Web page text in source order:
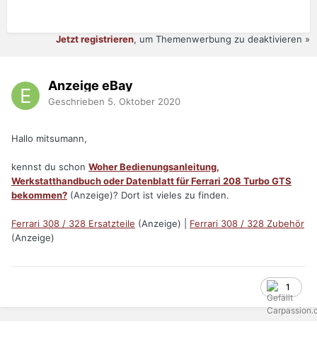
Jetzt registrieren, um Themenwerbung zu deaktivieren »
Anzeige eBay
Geschrieben 5. Oktober 2020
Hallo mitsumann,
kennst du schon Woher Bedienungsanleitung,
Werkstatthandbuch oder Datenblatt für Ferrari 208 Turbo GTS
bekommen? (Anzeige)? Dort ist vieles zu finden.
Ferrari 308 / 328 Ersatzteile (Anzeige) | Ferrari 308 / 328 Zubehör
(Anzeige)
1